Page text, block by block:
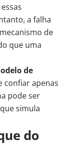
a falha
de
que uma
de
confiar apenas
pode ser
simula
do